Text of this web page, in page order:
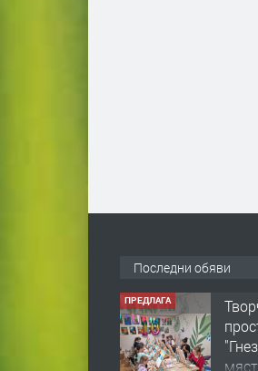
Последни обяви
ПРЕДЛАГА